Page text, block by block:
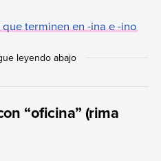
terminen en -ina e -ino
“oficina” (rima